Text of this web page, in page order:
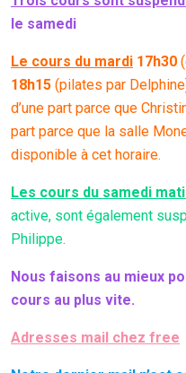
le samedi
Le cours du mardi 17h30
18h15 (pilates par
d’une part parce que
part parce que la salle
disponible à cet horaire.
Les cours du samedi
active, sont également
Philippe.
Nous faisons au mieux
cours au plus vite.
Adresses mail chez free